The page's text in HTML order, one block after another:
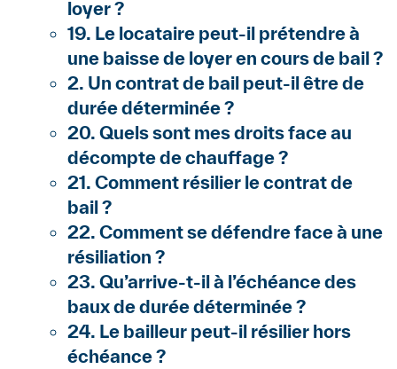
loyer ?
19. Le locataire peut-il prétendre à
une baisse de loyer en cours de bail ?
2. Un contrat de bail peut-il être de
durée déterminée ?
20. Quels sont mes droits face au
décompte de chauffage ?
21. Comment résilier le contrat de
bail ?
22. Comment se défendre face à une
résiliation ?
23. Qu’arrive-t-il à l’échéance des
baux de durée déterminée ?
24. Le bailleur peut-il résilier hors
échéance ?